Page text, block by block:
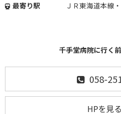
最寄り駅
ＪＲ東海道本線
千手堂病院に行く
058-
HPを見る